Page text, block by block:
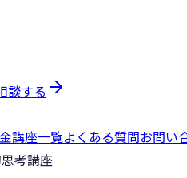
談する
講座一覧よくある質問お問い
考講座